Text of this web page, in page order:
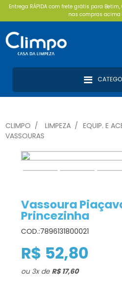
Entrega RÁPIDA com frete grátis para
nas compras acima
CLIMPO LIMPEZA
EQUIP. E
VASSOURAS
Vassoura
Princezinha
COD.:7896131800021
R$ 52,80
ou 3xde R$ 17,60